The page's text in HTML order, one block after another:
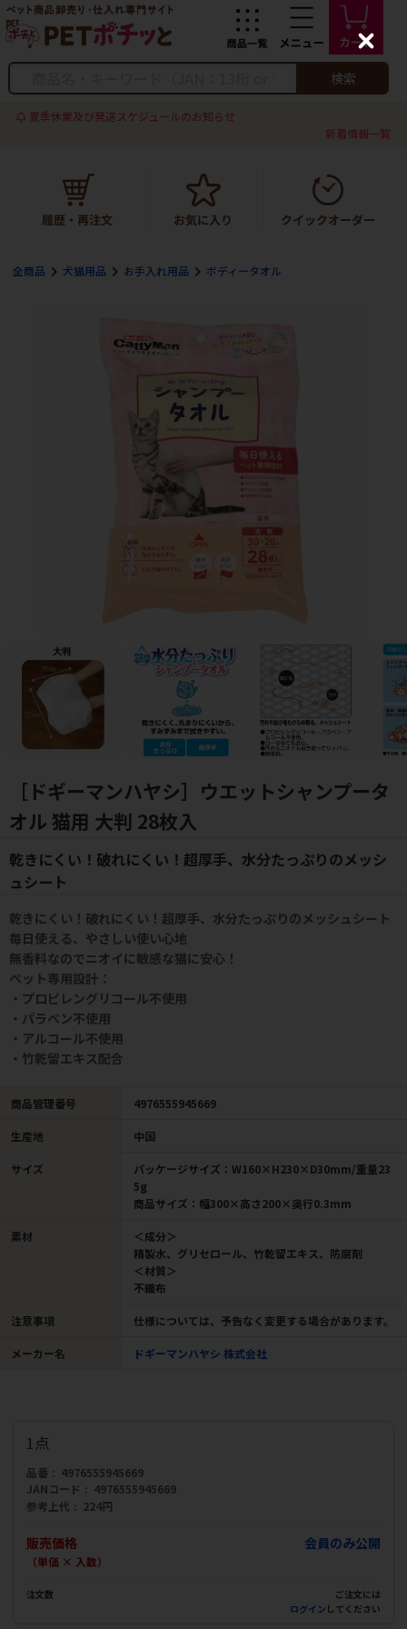
検索
夏季休業及び発送スケジュールのお知らせ
新着情報一覧
全商品 犬猫用品 お手入れ用品 ボディータオル
［ドギーマンハヤシ］ウエットシャンプータ
オル 猫用 大判 28枚入
乾きにくい！破れにくい！超厚手、水分たっぷりのメッシ
ュシート
乾きにくい！破れにくい！超厚手、水分たっぷりのメッシュシート
毎日使える、やさしい使い心地
無香料なのでニオイに敏感な猫に安心！
ペット専用設計：
・プロピレングリコール不使用
・パラベン不使用
・アルコール不使用
・竹乾留エキス配合
商品管理番号 4976555945669
生産地 中国
サイズ
パッケージサイズ：W160×H230×D30mm/重量23
5g
商品サイズ：幅300×高さ200×奥行0.3mm
素材
＜成分＞
精製水、グリセロール、竹乾留エキス、防腐剤
＜材質＞
不織布
注意事項 仕様については、予告なく変更する場合があります。
メーカー名 ドギーマンハヤシ 株式会社
1点
品番
4976555945669
JANコード
4976555945669
参考上代
224円
販売価格
（単価 × 入数）
会員のみ公開
注文数
ご注文には
ログイン してください
C
l
s